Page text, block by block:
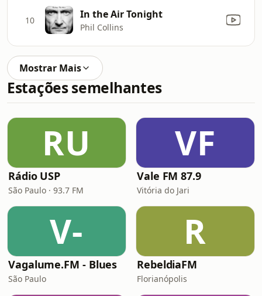
10 In the Air Tonight
Phil Collins
Mostrar Mais
Estações semelhantes
RU
Rádio USP
São Paulo · 93.7 FM
VF
Vale FM 87.9
Vitória do Jari
V-
Vagalume.FM - Blues
São Paulo
R
RebeldiaFM
Florianópolis